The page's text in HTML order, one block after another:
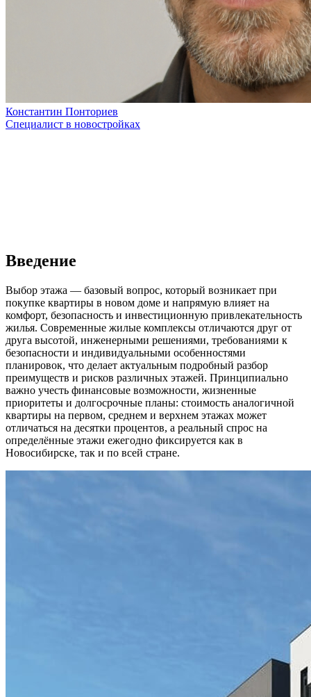
Константин Понториев
Специалист в новостройках
Введение
Выбор этажа — базовый вопрос, который возникает при
покупке квартиры в новом доме и напрямую влияет на
комфорт, безопасность и инвестиционную привлекательность
жилья. Современные жилые комплексы отличаются друг от
друга высотой, инженерными решениями, требованиями к
безопасности и индивидуальными особенностями
планировок, что делает актуальным подробный разбор
преимуществ и рисков различных этажей. Принципиально
важно учесть финансовые возможности, жизненные
приоритеты и долгосрочные планы: стоимость аналогичной
квартиры на первом, среднем и верхнем этажах может
отличаться на десятки процентов, а реальный спрос на
определённые этажи ежегодно фиксируется как в
Новосибирске, так и по всей стране.